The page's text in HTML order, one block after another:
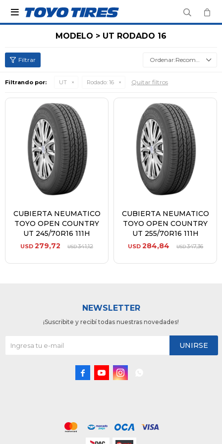

MODELO > UT RODADO 16
Recomendados
Filtrando por: UT Rodado: 16 Quitar filtros
CUBIERTA NEUMATICO
TOYO OPEN COUNTRY
UT 245/70R16 111H
USD 279,72 USD341,12
CUBIERTA NEUMATICO
TOYO OPEN COUNTRY
UT 255/70R16 111H
USD 284,84 USD347,36
NEWSLETTER
¡Suscribite y recibí todas nuestras novedades!
UNIRSE
  